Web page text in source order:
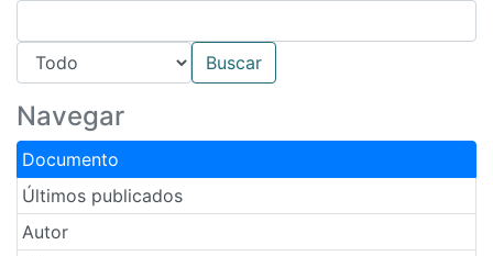
Navegar
Documento
Últimos publicados
Autor